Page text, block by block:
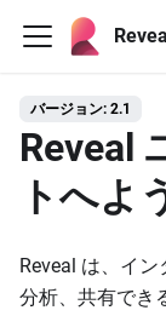
バージョン: 2.1
Reveal
トへよ
Reveal は、イン
分析、共有でき